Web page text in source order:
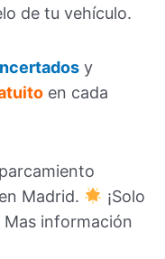
de tu vehículo.
y
en cada
en Madrid.
¡Solo
Mas información